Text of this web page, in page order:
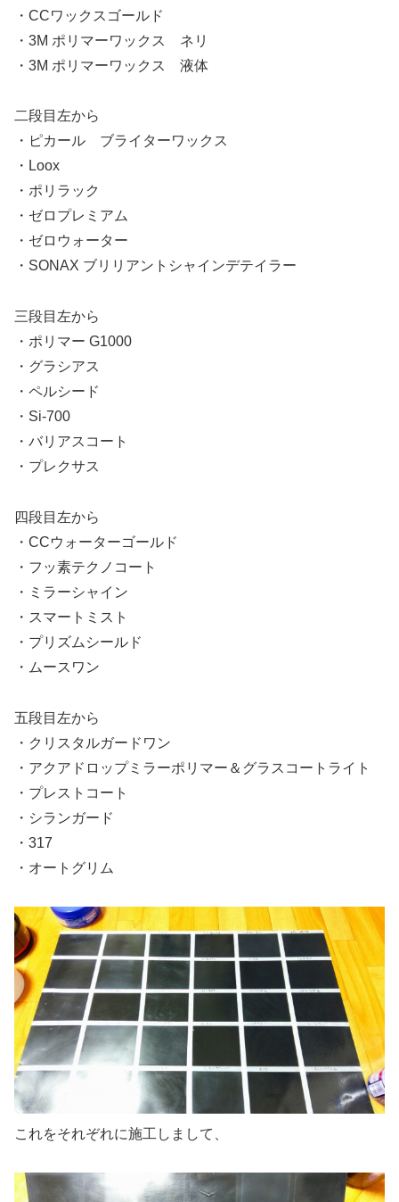
・CCワックスゴールド
・3M ポリマーワックス ネリ
・3M ポリマーワックス 液体
二段目左から
・ピカール ブライターワックス
・Loox
・ポリラック
・ゼロプレミアム
・ゼロウォーター
・SONAX ブリリアントシャインデテイラー
三段目左から
・ポリマー G1000
・グラシアス
・ペルシード
・Si-700
・バリアスコート
・プレクサス
四段目左から
・CCウォーターゴールド
・フッ素テクノコート
・ミラーシャイン
・スマートミスト
・プリズムシールド
・ムースワン
五段目左から
・クリスタルガードワン
・アクアドロップミラーポリマー＆グラスコートライト
・プレストコート
・シランガード
・317
・オートグリム
これをそれぞれに施工しまして、